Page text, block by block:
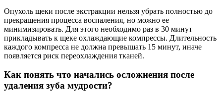
Опухоль щеки после экстракции нельзя убрать полностью до
прекращения процесса воспаления, но можно ее
минимизировать. Для этого необходимо раз в 30 минут
прикладывать к щеке охлаждающие компрессы. Длительность
каждого компресса не должна превышать 15 минут, иначе
появляется риск переохлаждения тканей.
Как понять что начались осложнения после
удаления зуба мудрости?